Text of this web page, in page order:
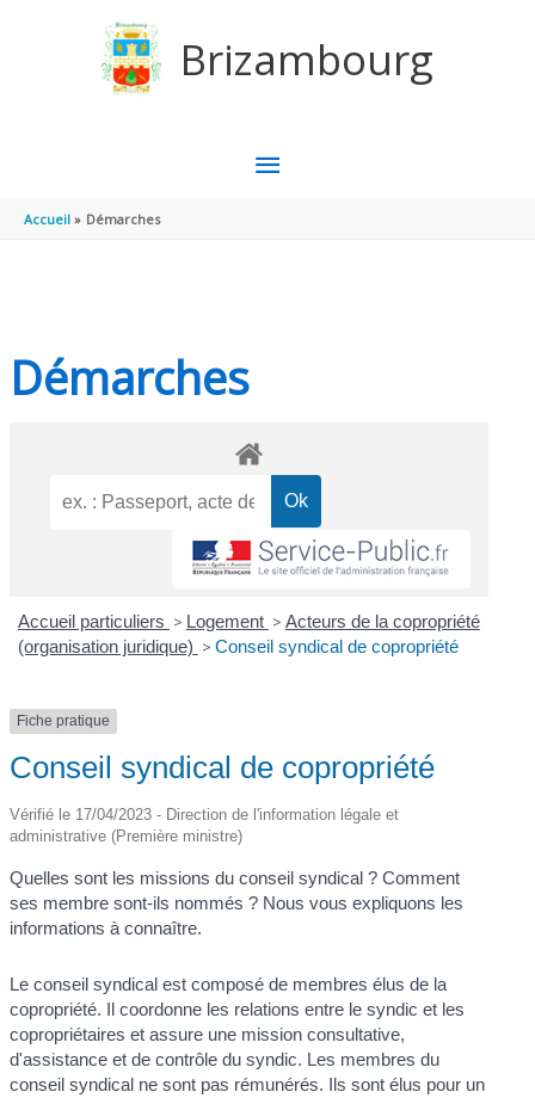
Brizambourg
MENU
Accueil Démarches
Démarches
Accueil particuliers > Logement > Acteurs de la copropriété
(organisation juridique) > Conseil syndical de copropriété
Fiche pratique
Conseil syndical de copropriété
Vérifié le 17/04/2023 - Direction de l'information légale et
administrative (Première ministre)
Quelles sont les missions du conseil syndical ? Comment
ses membre sont-ils nommés ? Nous vous expliquons les
informations à connaître.
Le conseil syndical est composé de membres élus de la
copropriété. Il coordonne les relations entre le syndic et les
copropriétaires et assure une mission consultative,
d'assistance et de contrôle du syndic. Les membres du
conseil syndical ne sont pas rémunérés. Ils sont élus pour un